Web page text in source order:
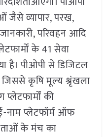
जैसे व्यापार, परख,
परिवहन आदि
के 41 सेवा
है। पीओपी से डिजिटल
जिससे कृषि मूल्य श्रृंखला
की
नाम प्लेटफॉर्म ऑफ
के मंच का